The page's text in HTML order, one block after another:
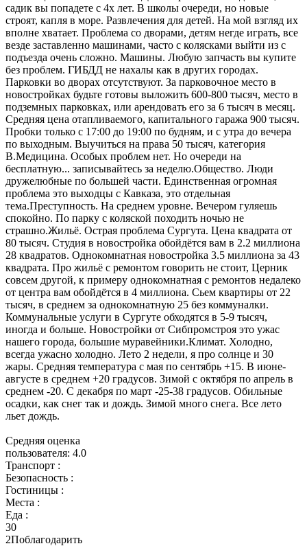
садик вы попадете с 4х лет. В школы очереди, но новые
строят, капля в море. Развлечения для детей. На мой взгляд их
вполне хватает. Проблема со дворами, детям негде играть, все
везде заставленно машинами, часто с колясками выйти из с
подъезда очень сложно. Машины. Любую запчасть вы купите
без проблем. ГИБДД не нахалы как в других городах.
Парковки во дворах отсутствуют. За парковочное место в
новостройках будьте готовы выложить 600-800 тысяч, место в
подземных парковках, или арендовать его за 6 тысяч в месяц.
Средняя цена отапливаемого, капитального гаража 900 тысяч.
Пробки только с 17:00 до 19:00 по будням, и с утра до вечера
по выходным. Выучиться на права 50 тысяч, категория
В.Медицина. Особых проблем нет. Но очереди на
бесплатную... записывайтесь за неделю.Общество. Люди
дружелюбные по большей части. Единственная огромная
проблема это выходцы с Кавказа, это отдельная
тема.Преступность. На среднем уровне. Вечером гуляешь
спокойно. По парку с коляской походить ночью не
страшно.Жильё. Острая проблема Сургута. Цена квадрата от
80 тысяч. Студия в новостройка обойдётся вам в 2.2 миллиона
28 квадратов. Однокомнатная новостройка 3.5 миллиона за 43
квадрата. Про жильё с ремонтом говорить не стоит, Церник
совсем другой, к примеру однокомнатная с ремонтов недалеко
от центра вам обойдётся в 4 миллиона. Сьем квартиры от 22
тысяч, в среднем за однокомнатную 25 без коммуналки.
Коммунальные услуги в Сургуте обходятся в 5-9 тысяч,
иногда и больше. Новостройки от Сибпромстроя это ужас
нашего города, большие муравейники.Климат. Холодно,
всегда ужасно холодно. Лето 2 недели, я про солнце и 30
жары. Средняя температура с мая по сентябрь +15. В июне-
августе в среднем +20 градусов. Зимой с октября по апрель в
среднем -20. С декабря по март -25-38 градусов. Обильные
осадки, как снег так и дождь. Зимой много снега. Все лето
льет дождь.
Средняя оценка
пользователя: 4.0
Транспорт :
Безопасность :
Гостиницы :
Места :
Еда :
30
2Поблагодарить